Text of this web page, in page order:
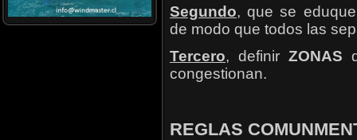
Segundo, que se
de modo que todos las
Tercero, definirZONAS
congestionan.
REGLAS